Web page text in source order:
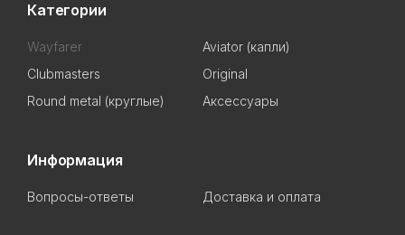
Категории
Wayfarer
Aviator (капли)
Clubmasters
Original
Round metal (круглые)
Аксессуары
Информация
Вопросы-ответы Доставка и оплата